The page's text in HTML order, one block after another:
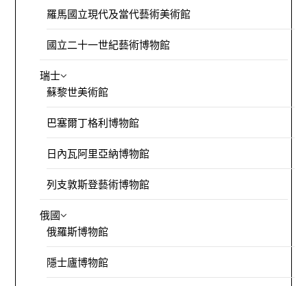
羅馬國立現代及當代藝術美術館
國立二十一世紀藝術博物館
瑞士
蘇黎世美術館
巴塞爾丁格利博物館
日內瓦阿里亞納博物館
列支敦斯登藝術博物館
俄國
俄羅斯博物館
隱士廬博物館